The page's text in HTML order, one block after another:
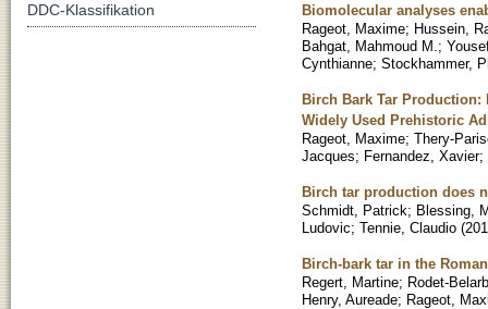
Biomolecular analyses
Rageot, Maxime; Hussein,
Bahgat, Mahmoud M. ;
Cynthianne; Stockhammer,
Birch Bark Tar
Widely Used Prehistoric
Rageot, Maxime; Thery-
Jacques; Fernandez, Xavier;
Birch tar production does
Schmidt, Patrick; Blessing,
Ludovic; Tennie, Claudio (
Birch-bark tar in the
Regert, Martine; Rodet-
Henry, Aureade; Rageot,
DDC-Klassifikation